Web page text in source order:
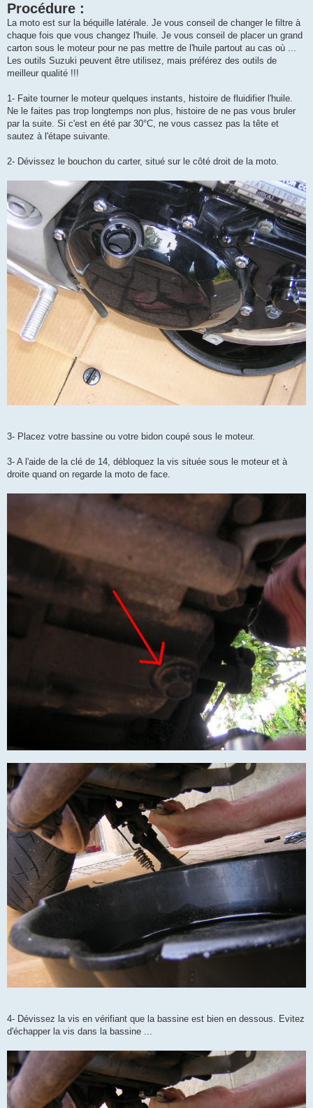
Procédure :
La moto est sur la béquille latérale. Je vous conseil de changer le filtre à
chaque fois que vous changez l'huile. Je vous conseil de placer un grand
carton sous le moteur pour ne pas mettre de l'huile partout au cas où ...
Les outils Suzuki peuvent être utilisez, mais préférez des outils de
meilleur qualité !!!
1- Faite tourner le moteur quelques instants, histoire de fluidifier l'huile.
Ne le faites pas trop longtemps non plus, histoire de ne pas vous bruler
par la suite. Si c'est en été par 30°C, ne vous cassez pas la tête et
sautez à l'étape suivante.
2- Dévissez le bouchon du carter, situé sur le côté droit de la moto.
3- Placez votre bassine ou votre bidon coupé sous le moteur.
3- A l'aide de la clé de 14, débloquez la vis située sous le moteur et à
droite quand on regarde la moto de face.
4- Dévissez la vis en vérifiant que la bassine est bien en dessous. Evitez
d'échapper la vis dans la bassine ...